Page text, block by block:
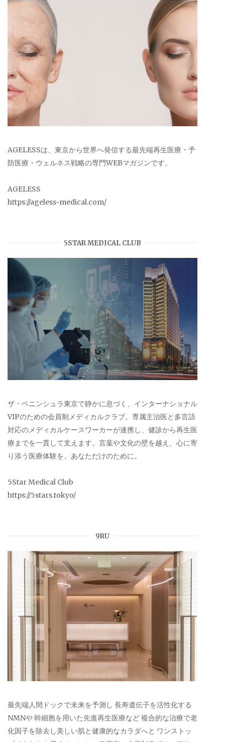
AGELESSは、東京から世界へ発信する最先端再生医療・予
防医療・ウェルネス戦略の専門WEBマガジンです。
AGELESS
https://ageless-medical.com/
5STAR MEDICAL CLUB
ザ・ペニンシュラ東京で静かに息づく、インターナショナル
VIPのための会員制メディカルクラブ。専属主治医と多言語
対応のメディカルケースワーカーが連携し、健診から再生医
療までを一貫して支えます。言葉や文化の壁を越え、心に寄
り添う医療体験を、あなただけのために。
5Star Medical Club
https://5stars.tokyo/
9RU
最先端人間ドックで未来を予測し 長寿遺伝子を活性化する
NMNや 幹細胞を用いた先進再生医療など 複合的な治療で老
化因子を除去し美しい肌と健康的なカラダへと ワンストッ